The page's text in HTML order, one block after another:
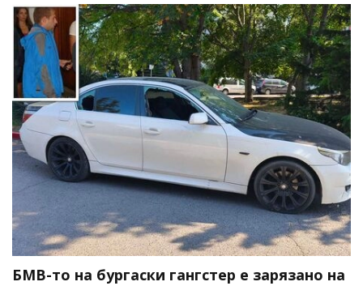
БМВ-то на бургаски гангстер е зарязано на